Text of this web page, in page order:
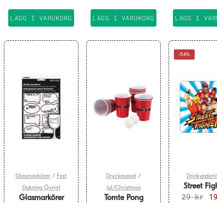
LÄGG I VARUKORG LÄGG I VARUKORG LÄGG I
Glasmarkörer / Fest
Dukning Övrigt
Glasmarkörer
Dryckesspel /
Jul/Christmas
Tomte Pong
-34%
Street
29kr